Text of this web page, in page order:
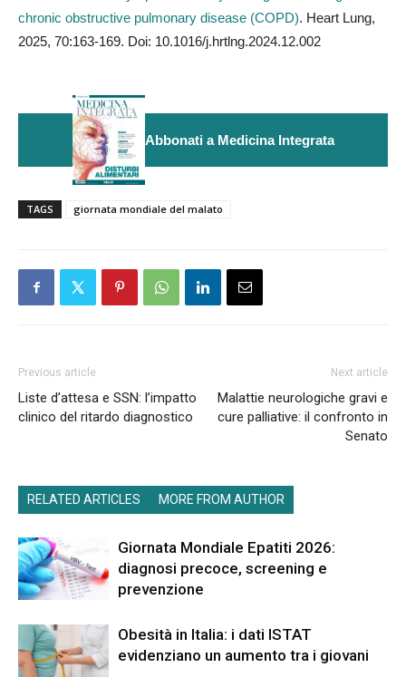
chronic obstructive pulmonary disease (COPD). Heart Lung,
2025, 70:163-169. Doi: 10.1016/j.hrtlng.2024.12.002
Abbonati a Medicina Integrata
TAGS giornata mondiale del malato
Previous article
Liste d’attesa e SSN: l’impatto
clinico del ritardo diagnostico
Next article
Malattie neurologiche gravi e
cure palliative: il confronto in
Senato
RELATED ARTICLES MORE FROM AUTHOR
Giornata Mondiale Epatiti 2026:
diagnosi precoce, screening e
prevenzione
Obesità in Italia: i dati ISTAT
evidenziano un aumento tra i giovani